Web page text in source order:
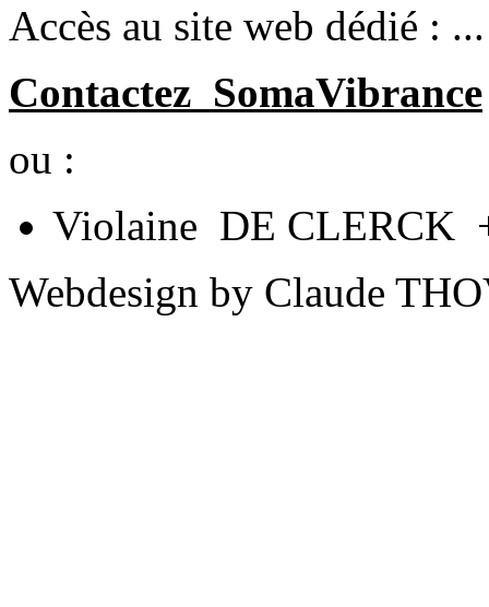
Accès au site web dédié :
Contactez SomaVibrance
ou :
Violaine DE CLERCK
Webdesign by Claude